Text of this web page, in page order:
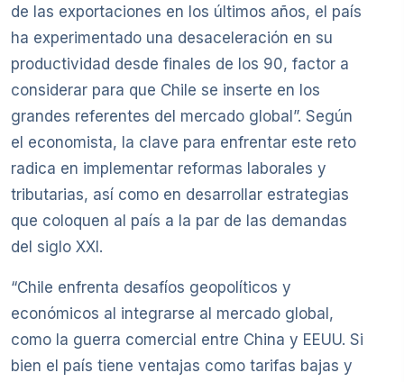
de las exportaciones en los últimos años, el país
ha experimentado una desaceleración en su
productividad desde finales de los 90, factor a
considerar para que Chile se inserte en los
grandes referentes del mercado global”. Según
el economista, la clave para enfrentar este reto
radica en implementar reformas laborales y
tributarias, así como en desarrollar estrategias
que coloquen al país a la par de las demandas
del siglo XXI.
“Chile enfrenta desafíos geopolíticos y
económicos al integrarse al mercado global,
como la guerra comercial entre China y EEUU. Si
bien el país tiene ventajas como tarifas bajas y